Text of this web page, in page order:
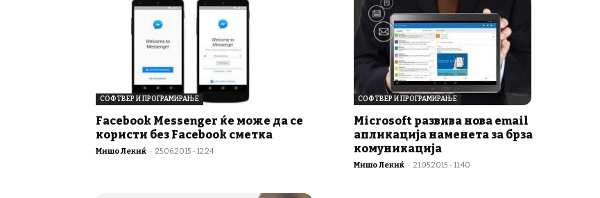
СОФТВЕР И ПРОГРАМИРАЊЕ
Facebook Messenger ќе може да се
користи без Facebook сметка
Мишо Лекиќ - 25.06.2015 - 12:24
СОФТВЕР И ПРОГРАМИРАЊЕ
Microsoft развива нова email
апликација наменета за брза
комуникација
Мишо Лекиќ - 21.05.2015 - 11:40